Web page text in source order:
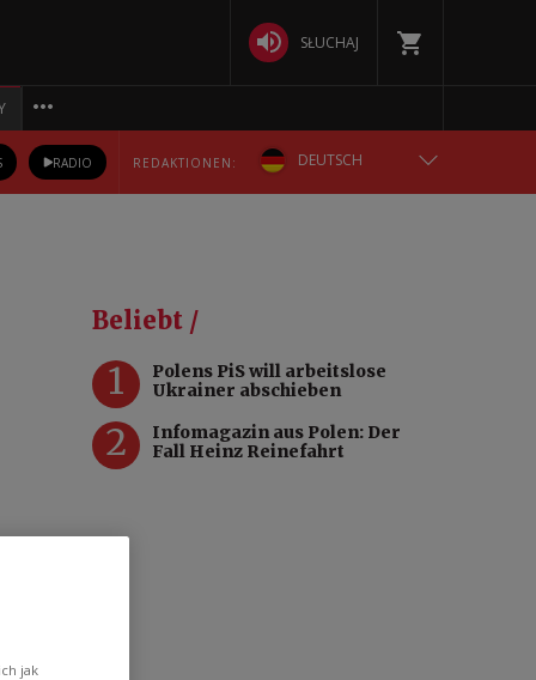
SŁUCHAJ
RADIO REDAKTIONEN: DEUTSCH
БЕЛАРУСКАЯ
УКРАЇНСЬКА
Beliebt /
1
Polens PiS will arbeitslose
Ukrainer abschieben
2
Infomagazin aus Polen: Der
Fall Heinz Reinefahrt
jak